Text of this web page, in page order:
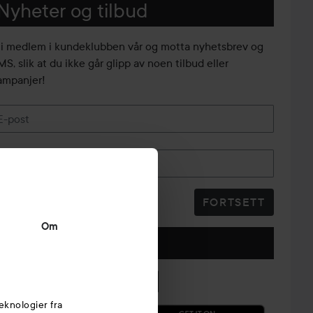
Om
fra
og tilbud
medlem i kundeklubben vår og motta nyhetsbrev og
slik at du ikke går glipp av noen tilbud eller
post
FORTSETT